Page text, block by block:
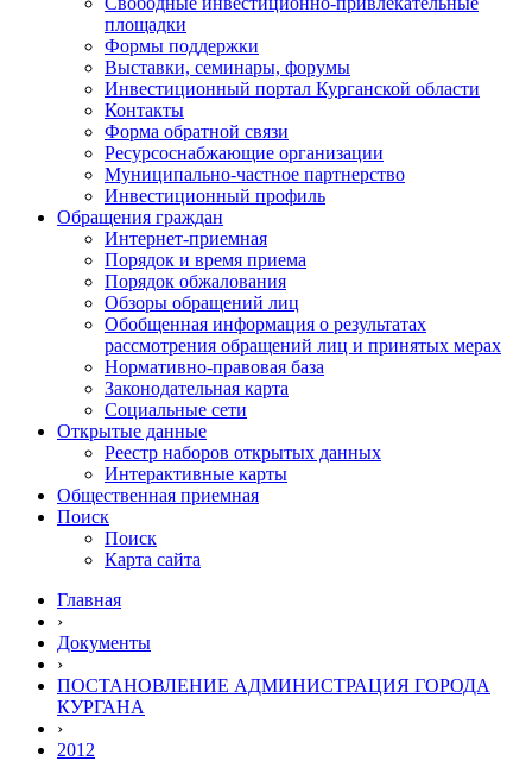
площадки
Формы поддержки
Выставки, семинары, форумы
Инвестиционный портал Курганской области
Контакты
Форма обратной связи
Ресурсоснабжающие организации
Муниципально-частное партнерство
Инвестиционный профиль
Обращения граждан
Интернет-приемная
Порядок и время приема
Порядок обжалования
Обзоры обращений лиц
Обобщенная информация о результатах
рассмотрения обращений лиц и принятых мерах
Нормативно-правовая база
Законодательная карта
Социальные сети
Открытые данные
Реестр наборов открытых данных
Интерактивные карты
Общественная приемная
Поиск
Поиск
Карта сайта
Главная
›
Документы
›
ПОСТАНОВЛЕНИЕ АДМИНИСТРАЦИЯ ГОРОДА
КУРГАНА
›
2012